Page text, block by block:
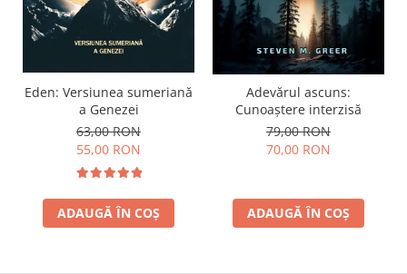
Eden: Versiunea sumeriană
a Genezei
63,00 RON
55,00 RON
ADAUGĂ ÎN COȘ
Adevărul ascuns:
Cunoaștere interzisă
79,00 RON
70,00 RON
ADAUGĂ ÎN COȘ